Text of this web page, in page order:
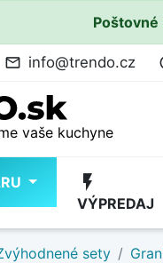
mail_outline info@trendo.cz
vaše kuchyne
flash_on
VÝPREDAJ
sety